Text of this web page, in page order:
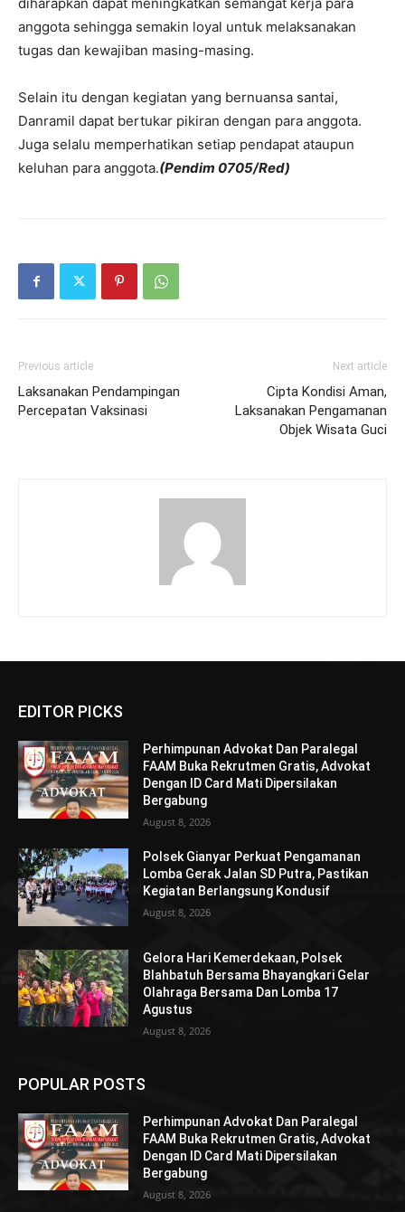
anggota sehingga semakin loyal untuk melaksanakan
tugas dan kewajiban masing-masing.
Selain itu dengan kegiatan yang bernuansa santai,
Danramil dapat bertukar pikiran dengan para anggota.
Juga selalu memperhatikan setiap pendapat ataupun
keluhan para anggota.(Pendim 0705/Red)
Previous article
Laksanakan Pendampingan
Percepatan Vaksinasi
Next article
Cipta Kondisi Aman,
Laksanakan Pengamanan
Objek Wisata Guci
EDITOR PICKS
Perhimpunan Advokat Dan Paralegal
FAAM Buka Rekrutmen Gratis, Advokat
Dengan ID Card Mati Dipersilakan
Bergabung
August 8, 2026
Polsek Gianyar Perkuat Pengamanan
Lomba Gerak Jalan SD Putra, Pastikan
Kegiatan Berlangsung Kondusif
August 8, 2026
Gelora Hari Kemerdekaan, Polsek
Blahbatuh Bersama Bhayangkari Gelar
Olahraga Bersama Dan Lomba 17
Agustus
August 8, 2026
POPULAR POSTS
Perhimpunan Advokat Dan Paralegal
FAAM Buka Rekrutmen Gratis, Advokat
Dengan ID Card Mati Dipersilakan
Bergabung
August 8, 2026